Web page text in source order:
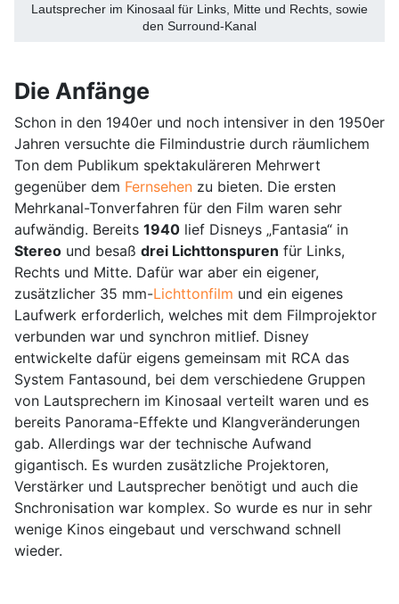
Lautsprecher im Kinosaal für Links, Mitte und Rechts, sowie
den Surround-Kanal
Die Anfänge
Schon in den 1940er und noch intensiver in den 1950er
Jahren versuchte die Filmindustrie durch räumlichem
Ton dem Publikum spektakuläreren Mehrwert
gegenüber dem Fernsehen zu bieten. Die ersten
Mehrkanal-Tonverfahren für den Film waren sehr
aufwändig. Bereits 1940 lief Disneys „Fantasia“ in
Stereo und besaß drei Lichttonspuren für Links,
Rechts und Mitte. Dafür war aber ein eigener,
zusätzlicher 35 mm-Lichttonfilm und ein eigenes
Laufwerk erforderlich, welches mit dem Filmprojektor
verbunden war und synchron mitlief. Disney
entwickelte dafür eigens gemeinsam mit RCA das
System Fantasound, bei dem verschiedene Gruppen
von Lautsprechern im Kinosaal verteilt waren und es
bereits Panorama-Effekte und Klangveränderungen
gab. Allerdings war der technische Aufwand
gigantisch. Es wurden zusätzliche Projektoren,
Verstärker und Lautsprecher benötigt und auch die
Snchronisation war komplex. So wurde es nur in sehr
wenige Kinos eingebaut und verschwand schnell
wieder.